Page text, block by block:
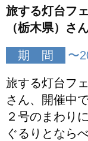
旅する灯台フ
（栃木県）さ
期 間 〜
旅する灯台フ
さん、開催中
２号のまわり
ぐるりとなら